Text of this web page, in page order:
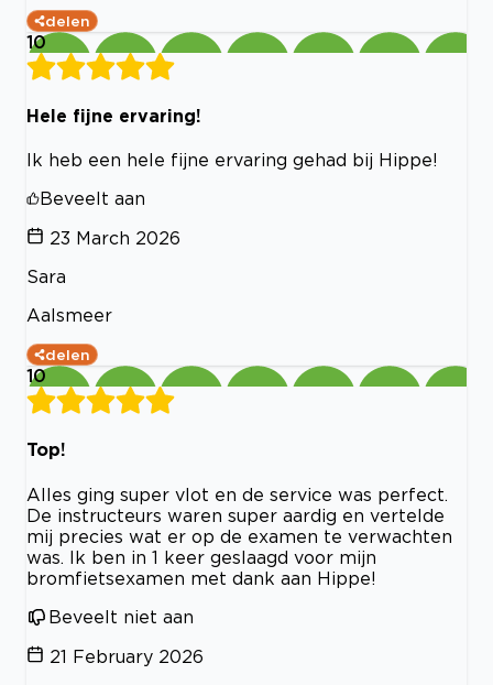
delen
10
Hele fijne ervaring!
Ik heb een hele fijne ervaring gehad bij Hippe!
Beveelt aan
23 March 2026
Sara
Aalsmeer
delen
10
Top!
Alles ging super vlot en de service was perfect.
De instructeurs waren super aardig en vertelde
mij precies wat er op de examen te verwachten
was. Ik ben in 1 keer geslaagd voor mijn
bromfietsexamen met dank aan Hippe!
Beveelt niet aan
21 February 2026